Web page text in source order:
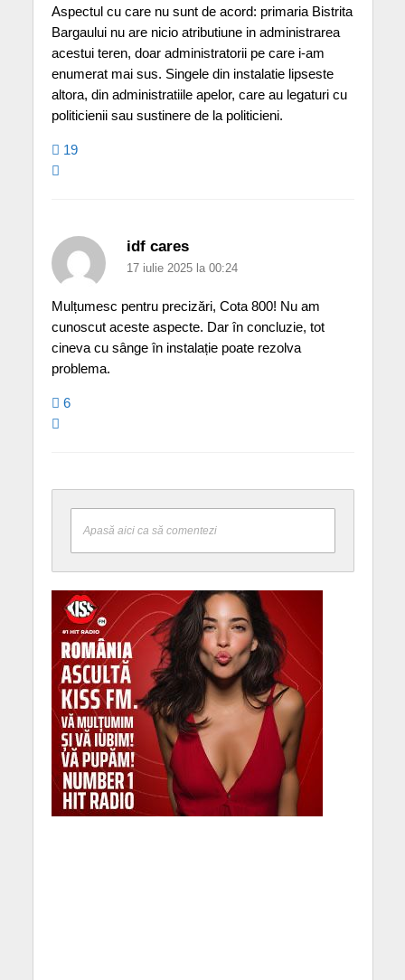
Aspectul cu care nu sunt de acord: primaria Bistrita
Bargaului nu are nicio atributiune in administrarea
acestui teren, doar administratorii pe care i-am
enumerat mai sus. Singele din instalatie lipseste
altora, din administratiile apelor, care au legaturi cu
politicienii sau sustinere de la politicieni.
19
idf cares
17 iulie 2025 la 00:24
Mulțumesc pentru precizări, Cota 800! Nu am
cunoscut aceste aspecte. Dar în concluzie, tot
cineva cu sânge în instalație poate rezolva
problema.
6
Apasă aici ca să comentezi